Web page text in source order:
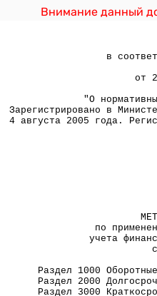
Внимание данный